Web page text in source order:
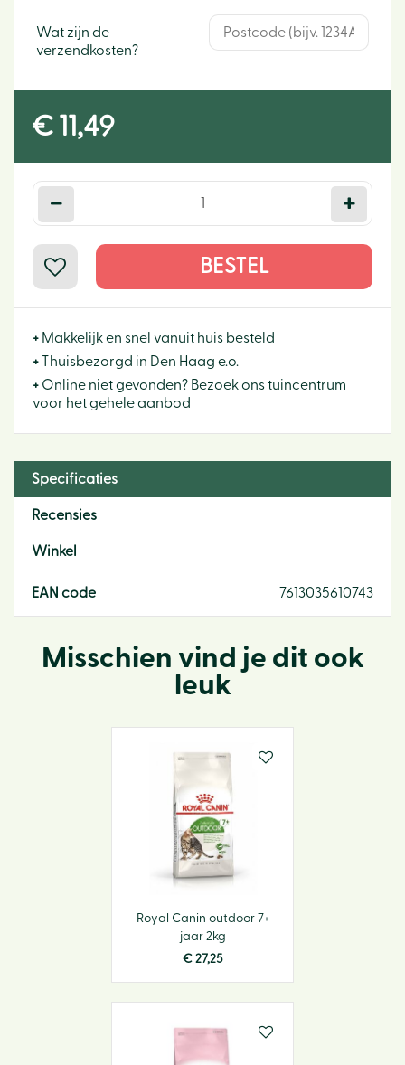
Wat zijn de
verzendkosten?
€ 11,49
+ Makkelijk en snel vanuit huis besteld
+ Thuisbezorgd in Den Haag e.o.
+ Online niet gevonden? Bezoek ons tuincentrum
voor het gehele aanbod
Specificaties
Recensies
Winkel
EAN code 7613035610743
Misschien vind je dit ook
leuk
Royal Canin outdoor 7+
jaar 2kg
€ 27,25